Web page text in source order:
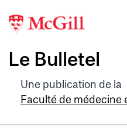
Le Bulletel
Une publication de la
Faculté de médecine